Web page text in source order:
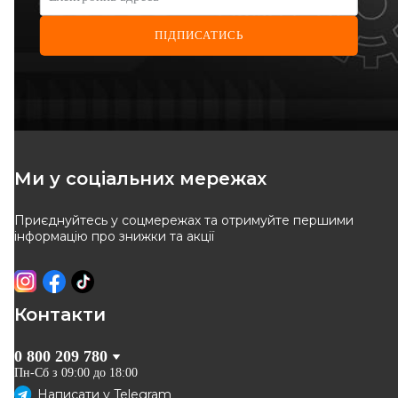
(переднього) Renault Megane
828 грн
КУПИТИ
стабілізатора переднього
347 грн
КУПИТИ
-15 %
ПІДПИСАТИСЬ
Ми у соціальних мережах
Приєднуйтесь у соцмережах та отримуйте першими
інформацію про знижки та акції
Контакти
0 800 209 780
Пн-Сб з 09:00 до 18:00
Написати у Telegram